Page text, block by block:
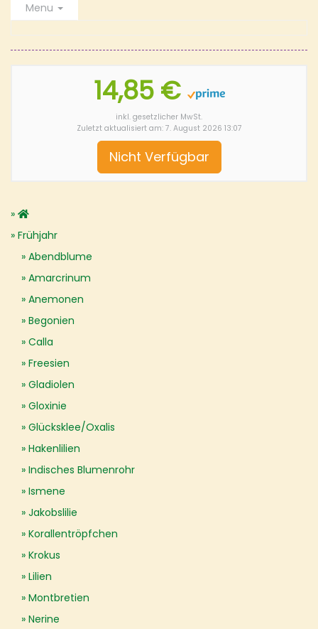
Menu
14,85 €
inkl. gesetzlicher MwSt.
Zuletzt aktualisiert am: 7. August 2026 13:07
Nicht Verfügbar
Frühjahr
Abendblume
Amarcrinum
Anemonen
Begonien
Calla
Freesien
Gladiolen
Gloxinie
Glücksklee/Oxalis
Hakenlilien
Indisches Blumenrohr
Ismene
Jakobslilie
Korallentröpfchen
Krokus
Lilien
Montbretien
Nerine